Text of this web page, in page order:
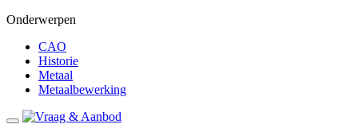
Onderwerpen
CAO
Historie
Metaal
Metaalbewerking